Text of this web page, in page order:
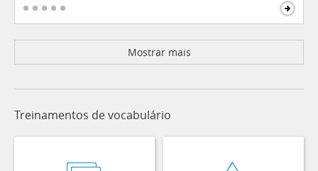
Mostrar mais
Treinamentos de vocabulário